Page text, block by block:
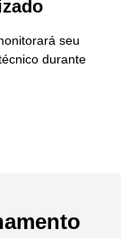
seu
durante